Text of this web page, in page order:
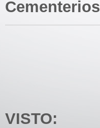
Cementerios
VISTO: